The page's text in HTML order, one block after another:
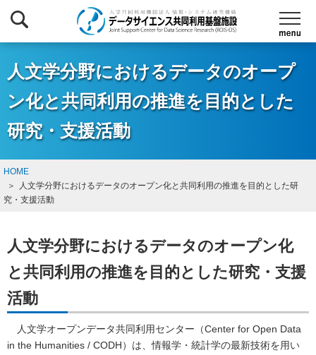
人文学分野におけるデータのオープ
ン化と共同利用の推進を目的とした
研究・支援活動
HOME
人文学分野におけるデータのオープン化と共同利用の推進を目的とした研
究・支援活動
人文学分野におけるデータのオープン化
と共同利用の推進を目的とした研究・支援
活動
人文学オープンデータ共同利用センター（Center for Open Data
in the Humanities / CODH）は、情報学・統計学の最新技術を用い